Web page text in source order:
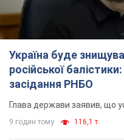
Україна буде
російської
засідання РНБО
Глава держави заявив, що
9 годин тому 116,1 т.